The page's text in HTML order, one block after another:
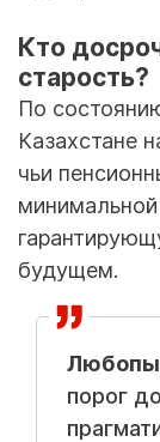
Кто
старость?
По
Казахстане
чьи
будущем.
порог